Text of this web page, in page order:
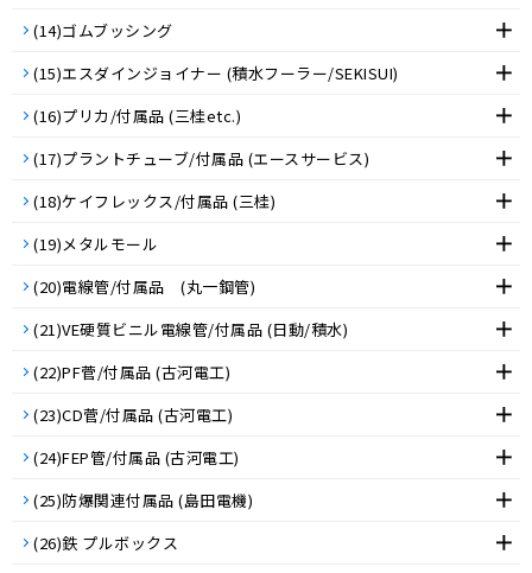
(14)ゴムブッシング
(15)エスダインジョイナー (積水フーラー/SEKISUI)
(16)プリカ/付属品 (三桂etc.)
(17)プラントチューブ/付属品 (エースサービス)
(18)ケイフレックス/付属品 (三桂)
(19)メタルモール
(20)電線管/付属品 (丸一鋼管)
(21)VE硬質ビニル電線管/付属品 (日動/積水)
(22)PF菅/付属品 (古河電工)
(23)CD菅/付属品 (古河電工)
(24)FEP管/付属品 (古河電工)
(25)防爆関連付属品 (島田電機)
(26)鉄 プルボックス